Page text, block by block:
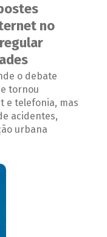
no
o debate
tornou
e telefonia, mas
acidentes,
urbana